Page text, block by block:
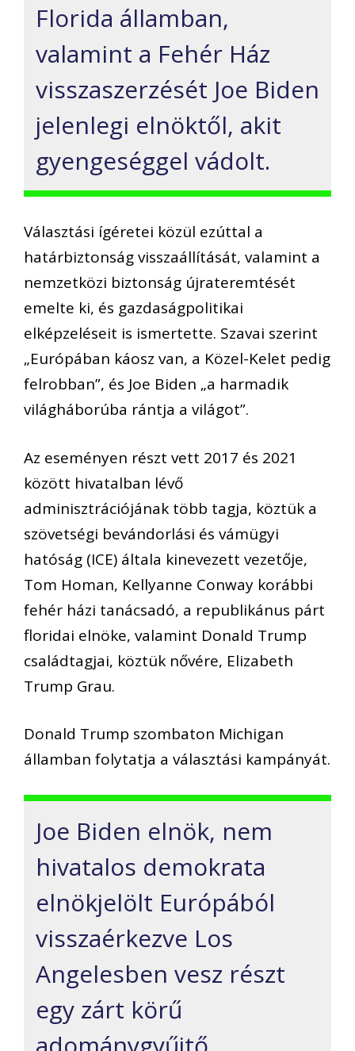
Florida államban,
valamint a Fehér Ház
visszaszerzését Joe Biden
jelenlegi elnöktől, akit
gyengeséggel vádolt.
Választási ígéretei közül ezúttal a
határbiztonság visszaállítását, valamint a
nemzetközi biztonság újrateremtését
emelte ki, és gazdaságpolitikai
elképzeléseit is ismertette. Szavai szerint
„Európában káosz van, a Közel-Kelet pedig
felrobban”, és Joe Biden „a harmadik
világháborúba rántja a világot”.
Az eseményen részt vett 2017 és 2021
között hivatalban lévő
adminisztrációjának több tagja, köztük a
szövetségi bevándorlási és vámügyi
hatóság (ICE) általa kinevezett vezetője,
Tom Homan, Kellyanne Conway korábbi
fehér házi tanácsadó, a republikánus párt
floridai elnöke, valamint Donald Trump
családtagjai, köztük nővére, Elizabeth
Trump Grau.
Donald Trump szombaton Michigan
államban folytatja a választási kampányát.
Joe Biden elnök, nem
hivatalos demokrata
elnökjelölt Európából
visszaérkezve Los
Angelesben vesz részt
egy zárt körű